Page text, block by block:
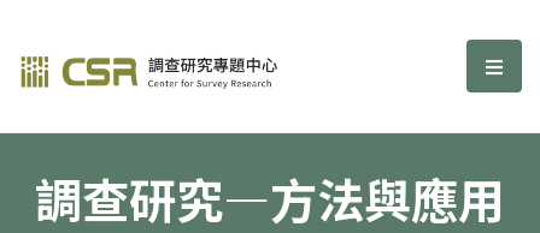
調查研究—方法與應用期刊 選
調查研究—方法與應用